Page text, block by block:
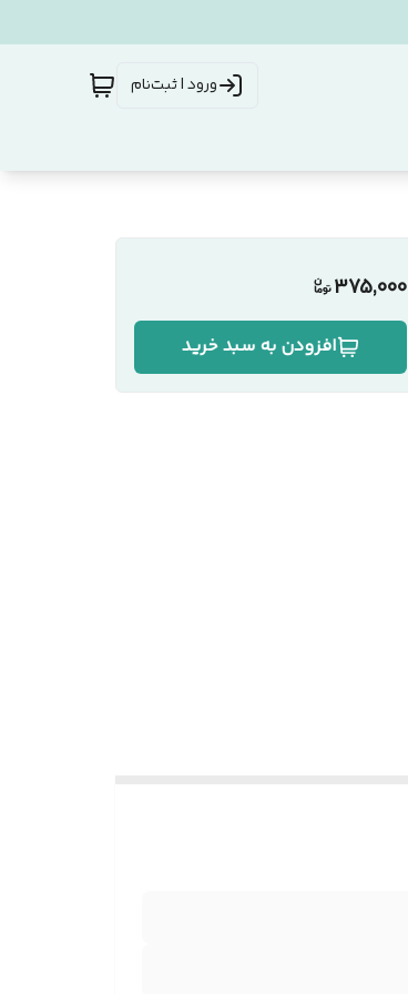
ورود | ثبت‌نام
375,000
افزودن به سبد خرید